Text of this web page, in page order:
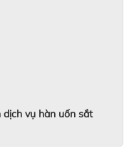
dịch vụ hàn uốn sắt